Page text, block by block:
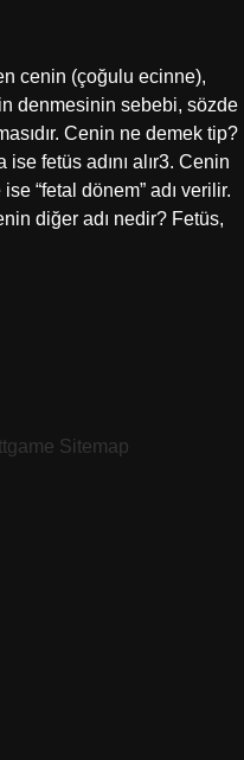
cenin (çoğulu ecinne),
denmesinin sebebi, sözde
Cenin ne demek tip?
fetüs adını alır3. Cenin
“fetal dönem” adı verilir.
diğer adı nedir? Fetüs,
Sitemap